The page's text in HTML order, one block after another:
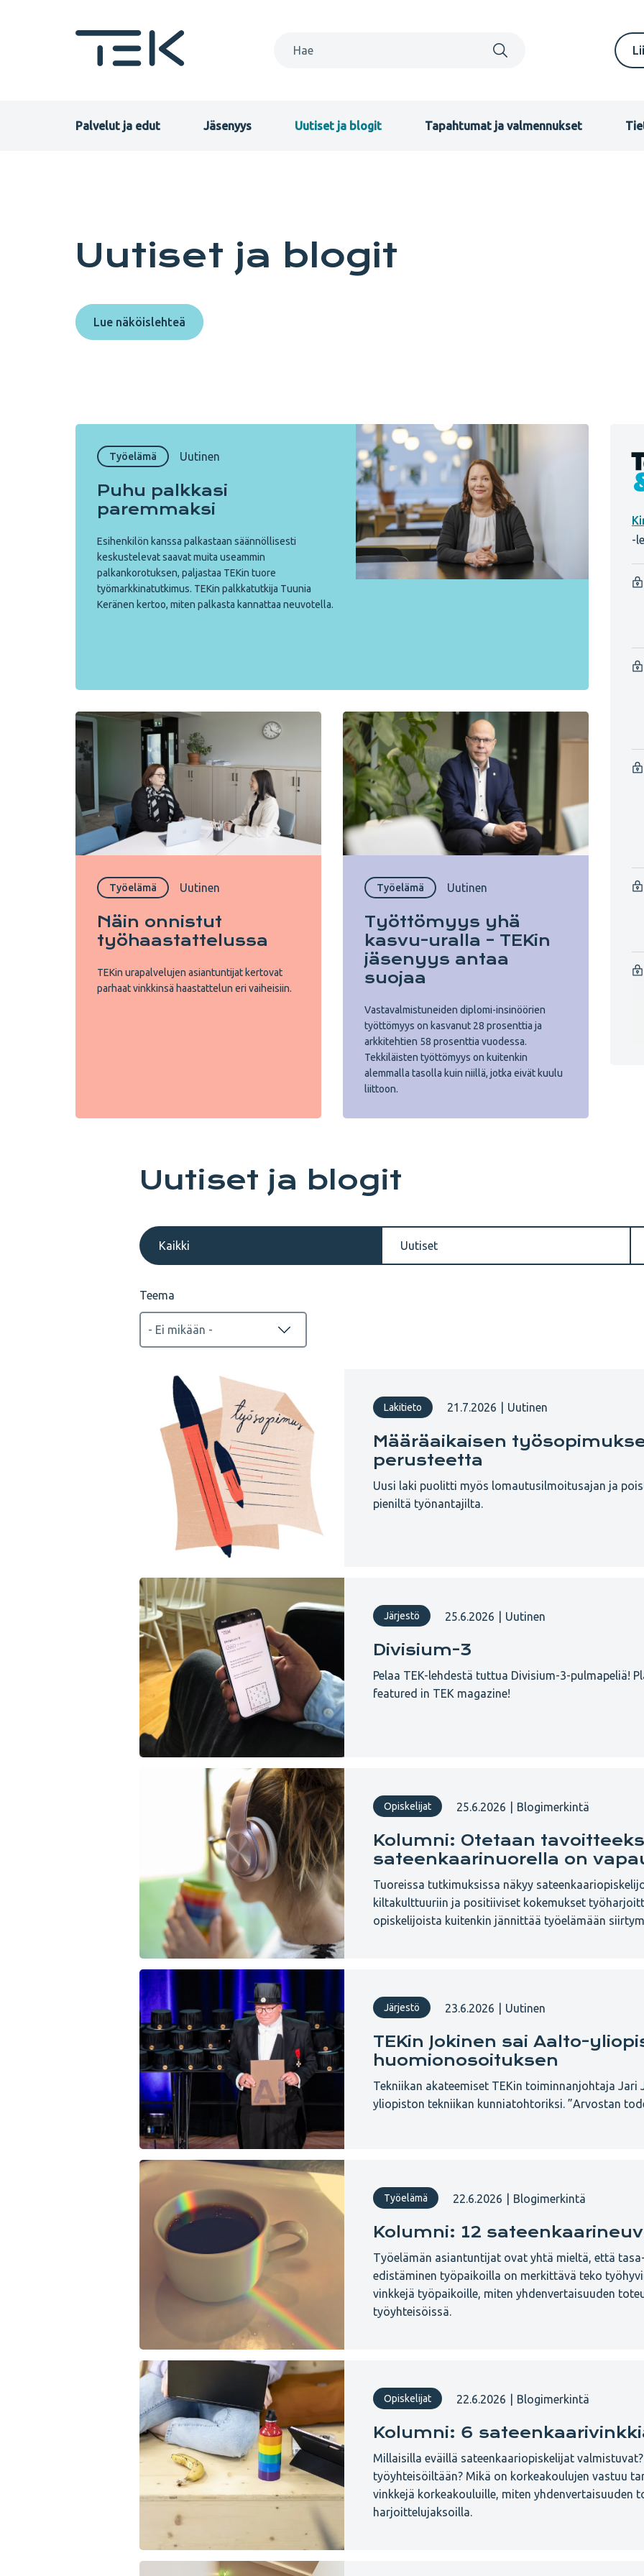
FI
Primary
Palvelut ja edut Jäsenyys Uutiset ja blogit Tapahtumat ja valmennukset
blogitUutiset ja blogit
Lue näköislehteä
Työelämä Uutinen
Puhu palkkasi
paremmaksi
Esihenkilön kanssa palkastaan säännöllisesti
keskustelevat saavat muita useammin
palkankorotuksen, paljastaa TEKin tuore
työmarkkinatutkimus. TEKin palkkatutkija Tuunia
Keränen kertoo, miten palkasta kannattaa neuvotella.
Työelämä Uutinen
Näin onnistut
työhaastattelussa
TEKin urapalvelujen asiantuntijat kertovat
parhaat vinkkinsä haastattelun eri vaiheisiin.
Työelämä Uutinen
Työttömyys yhä
kasvu-uralla – TEKin
jäsenyys antaa
suojaa
Vastavalmistuneiden diplomi-insinöörien
työttömyys on kasvanut 28 prosenttia ja
arkkitehtien 58 prosenttia vuodessa.
Tekkiläisten työttömyys on kuitenkin
alemmalla tasolla kuin niillä, jotka eivät kuulu
liittoon.
-
Uutiset ja blogit
Kaikki Uutiset
Teema
Lakitieto 21.7.2026 Uutinen
Määräaikaisen
perusteetta
Uusi laki puolitti myös lomautusilmoitusajan ja
pieniltä työnantajilta.
Järjestö 25.6.2026 Uutinen
Divisium-3
Pelaa TEK-lehdestä tuttua Divisium-3-pulmapeliä!
featured in TEK magazine!
Opiskelijat 25.6.2026 Blogimerkintä
Kolumni: Otetaan
sateenkaarinuorella on
Tuoreissa tutkimuksissa näkyy
kiltakulttuuriin ja positiiviset kokemukset
opiskelijoista kuitenkin jännittää työelämään
Järjestö 23.6.2026 Uutinen
TEKin Jokinen sai Aalto-
huomionosoituksen
Tekniikan akateemiset TEKin toiminnanjohtaja Jari
yliopiston tekniikan kunniatohtoriksi. ”Arvostan
Työelämä 22.6.2026 Blogimerkintä
Kolumni: 12
Työelämän asiantuntijat ovat yhtä mieltä, että
edistäminen työpaikoilla on merkittävä teko
vinkkejä työpaikoille, miten yhdenvertaisuuden
työyhteisöissä.
Opiskelijat 22.6.2026 Blogimerkintä
Kolumni: 6
Millaisilla eväillä sateenkaariopiskelijat
työyhteisöiltään? Mikä on korkeakoulujen vastuu
vinkkejä korkeakouluille, miten yhdenvertaisuuden
harjoittelujaksoilla.